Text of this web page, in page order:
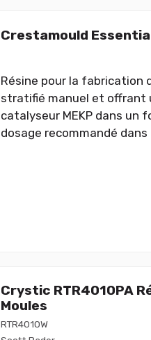
Crestamould
Résine pour la fabrication
stratifié manuel et offrant
catalyseur MEKP dans
dosage recommandé
Crystic RTR4010PA
Moules
RTR4010W